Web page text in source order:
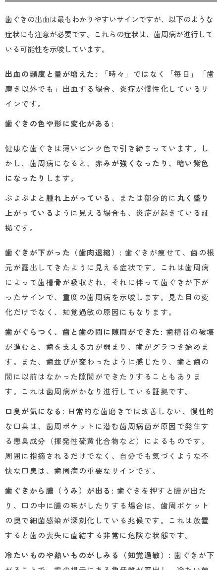
歯ぐきの出血は最もわかりやすいサインですが、以下のような
症状にも注意が必要です。これらの症状は、歯周病が進行して
いる可能性を示唆しています。
出血の頻度と量が増えた: 「時々」ではなく「毎日」「歯
磨き以外でも」出血する場合、炎症が慢性化しているサ
インです。
歯ぐきの色や形に変化がある :
健康な歯ぐきは薄いピンク色で引き締まっています。し
かし、歯周病になると、 赤みが強くなったり、暗い紫色
になったり します。
ぶよぶよと 腫れ上がっている 、または部分的に 丸く盛り
上がっている ように見える場合も、炎症が起きている証
拠です。
歯ぐきが下がった（歯肉退縮） : 歯ぐきが痩せて、歯の根
元が露出してきたように見える症状です。これは歯周病
によって歯槽骨が吸収され、それに伴って歯ぐきが下が
ったサインで、重度の歯周病を示唆します。見た目の変
化だけでなく、知覚過敏の原因にもなります。
歯がぐらつく、歯と歯の間に隙間ができた: 歯槽骨の破壊
が進むと、歯を支える力が弱まり、歯がグラつき始めま
す。また、歯並びが変わったように感じたり、歯と歯の
間に以前はなかった隙間ができたりすることもありま
す。これは歯周病がかなり進行している証拠です。
口臭が気になる : 日常的な歯磨きでは改善しない、慢性的
な口臭は、歯周ポケットに潜む歯周病菌が原因で発生す
る悪臭成分（揮発性硫黄化合物など）によるものです。
周囲に指摘されるだけでなく、自分でも気づくような不
快な口臭は、歯周病の重要なサインです。
歯ぐきから膿（うみ）が出る : 歯ぐきを押すと膿が出た
り、口の中に膿の味がしたりする場合は、歯周ポケット
の奥で細菌感染が深刻化している兆候です。これは放置
すると歯の喪失に直結する非常に危険な状態です。
冷たいものや熱いものがしみる（知覚過敏） : 歯ぐきが下